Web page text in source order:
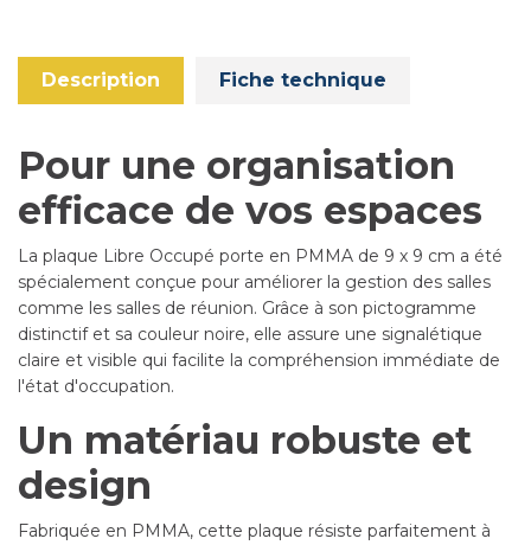
Description Fiche technique
Pour une organisation
efficace de vos espaces
La plaque Libre Occupé porte en PMMA de 9 x 9 cm a été
spécialement conçue pour améliorer la gestion des salles
comme les salles de réunion. Grâce à son pictogramme
distinctif et sa couleur noire, elle assure une signalétique
claire et visible qui facilite la compréhension immédiate de
l'état d'occupation.
Un matériau robuste et
design
Fabriquée en PMMA, cette plaque résiste parfaitement à